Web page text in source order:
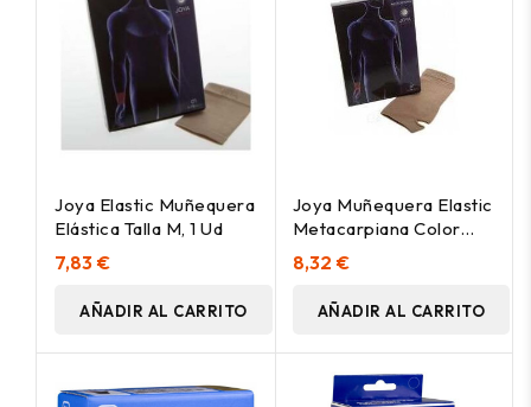
Joya Elastic Muñequera
Elástica Talla M, 1 Ud
7,83 €
AÑADIR AL CARRITO
Joya Muñequera Elastic
Metacarpiana Color
Beige, Talla L, 1 Ud
8,32 €
AÑADIR AL CARRITO